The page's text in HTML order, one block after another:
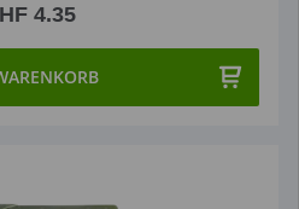
4.35